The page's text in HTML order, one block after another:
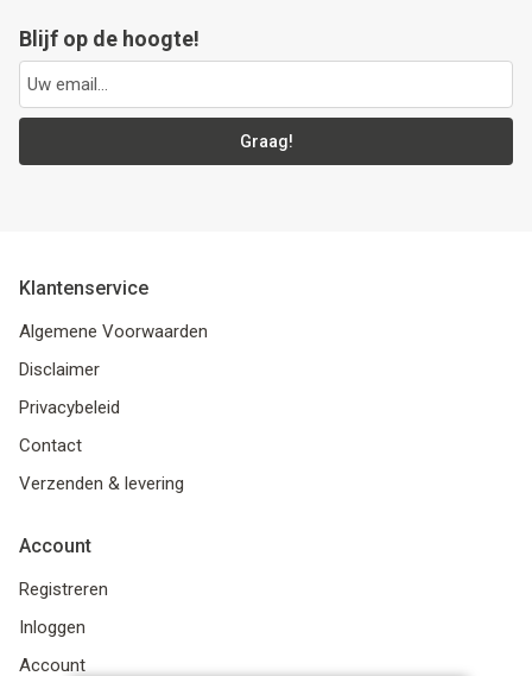
Blijf op de hoogte!
Graag!
Klantenservice
Algemene Voorwaarden
Disclaimer
Privacybeleid
Contact
Verzenden & levering
Account
Registreren
Inloggen
Account